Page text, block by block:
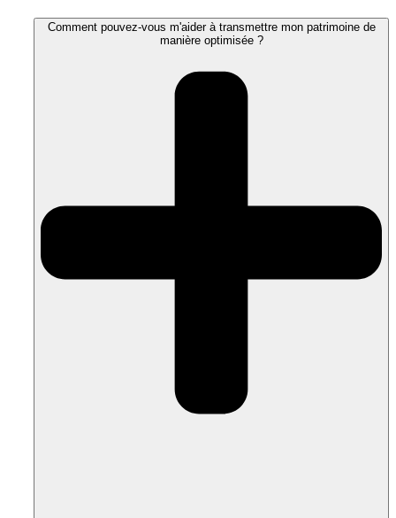
Comment pouvez-vous m'aider à transmettre mon patrimoine de
manière optimisée ?